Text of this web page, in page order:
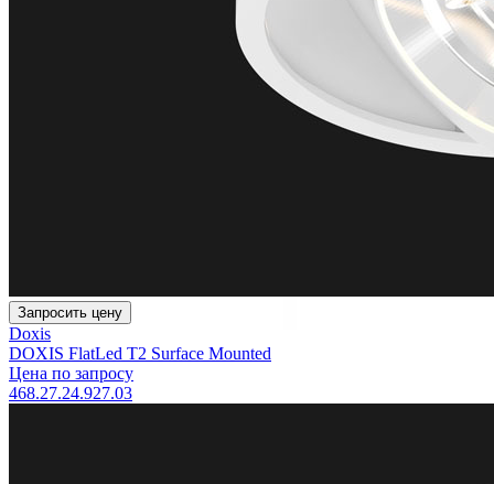
Запросить цену
Doxis
DOXIS FlatLed T2 Surface Mounted
Цена по запросу
468.27.24.927.03